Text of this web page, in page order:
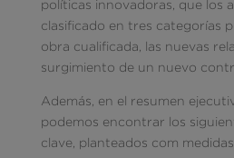
políticas innovadoras, que los
clasificado en tres categorías
obra cualificada, las nuevas
surgimiento de un nuevo
Además, en el resumen
podemos encontrar los
clave, planteados com